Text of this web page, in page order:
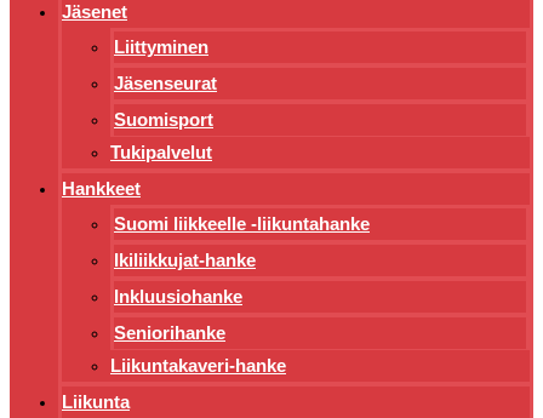
Jäsenet
Liittyminen
Jäsenseurat
Suomisport
Tukipalvelut
Hankkeet
Suomi liikkeelle -liikuntahanke
Ikiliikkujat-hanke
Inkluusiohanke
Seniorihanke
Liikuntakaveri-hanke
Liikunta